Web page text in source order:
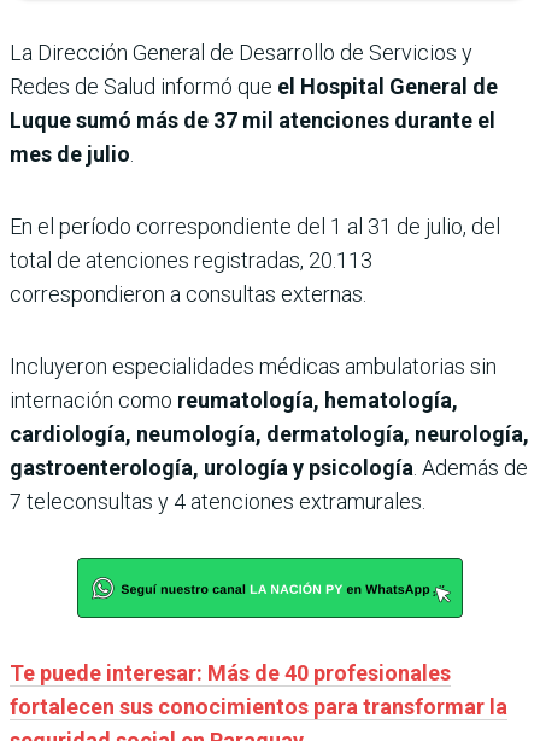
La Dirección General de Desarrollo de Servicios y
Redes de Salud informó que el Hospital General de
Luque sumó más de 37 mil atenciones durante el
mes de julio
En el período correspondiente del 1 al 31 de julio, del
total de atenciones registradas, 20.113
correspondieron a consultas externas.
Incluyeron especialidades médicas ambulatorias sin
internación como reumatología, hematología,
cardiología, neumología, dermatología, neurología,
gastroenterología, urología y psicología . Además de
7 teleconsultas y 4 atenciones extramurales.
Te puede interesar: Más de 40 profesionales
fortalecen sus conocimientos para transformar la